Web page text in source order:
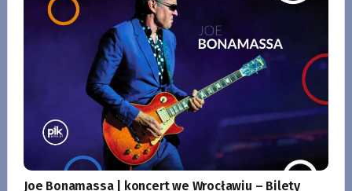
Joe Bonamassa | koncert we Wrocławiu – Bilety